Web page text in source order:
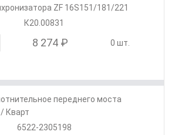
ZF 16S151/181/221
К20.00831
8 274 ₽ 0 шт.
переднего моста
Кварт
6522-2305198